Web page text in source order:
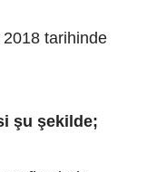
2018 tarihinde
şu şekilde;